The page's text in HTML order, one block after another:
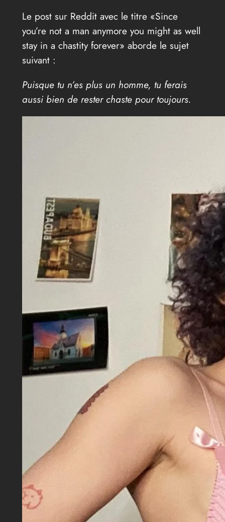
Le post sur Reddit avec le titre «Since
you’re not a man anymore you might as well
stay in a chastity forever» aborde le sujet
suivant :
Puisque tu n’es plus un homme, tu ferais
aussi bien de rester chaste pour toujours.